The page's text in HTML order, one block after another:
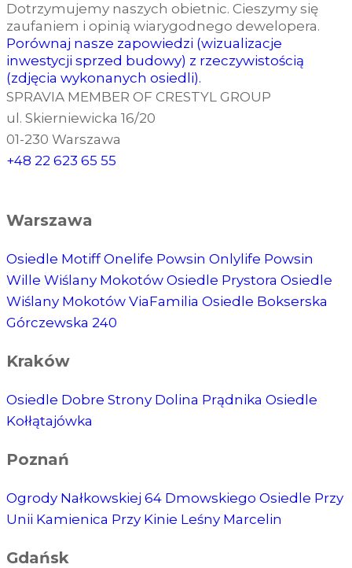
Dotrzymujemy naszych obietnic. Cieszymy się
zaufaniem i opinią wiarygodnego dewelopera.
Porównaj nasze zapowiedzi (wizualizacje
inwestycji sprzed budowy) z rzeczywistością
(zdjęcia wykonanych osiedli).
SPRAVIA MEMBER OF CRESTYL GROUP
ul. Skierniewicka 16/20
01-230 Warszawa
+48 22 623 65 55
Warszawa
Osiedle MotiffOnelife Powsin Onlylife Powsin
Wille Wiślany Mokotów Osiedle Prystora Osiedle
Wiślany Mokotów ViaFamilia Osiedle Bokserska
Górczewska 240
Kraków
Osiedle Dobre Strony Dolina Prądnika Osiedle
Kołłątajówka
Poznań
Ogrody Nałkowskiej 64 Dmowskiego Osiedle Przy
Unii Kamienica Przy Kinie Leśny Marcelin
Gdańsk